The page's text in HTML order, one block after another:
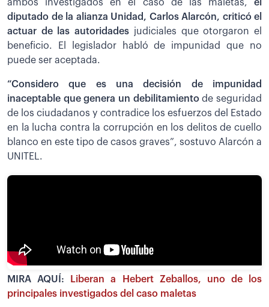
ambos investigados en el caso de las maletas, el
diputado de la alianza Unidad, Carlos Alarcón, criticó el
actuar de las autoridades judiciales que otorgaron el
beneficio. El legislador habló de impunidad que no
puede ser aceptada.
“Considero que es una decisión de impunidad
inaceptable que genera un debilitamientode seguridad
de los ciudadanos y contradice los esfuerzos del Estado
en la lucha contra la corrupción en los delitos de cuello
blanco en este tipo de casos graves”, sostuvo Alarcón a
UNITEL.
MIRA AQUÍ:
Liberan a Hebert Zeballos, uno de los
principales investigados del caso maletas